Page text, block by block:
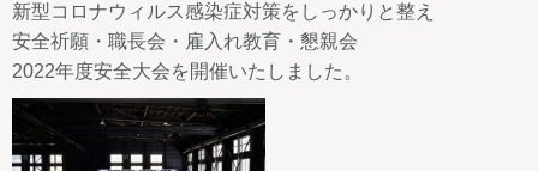
新型コロナウィルス感染症対策をしっかりと整え
安全祈願・職長会・雇入れ教育・懇親会
2022年度安全大会を開催いたしました。